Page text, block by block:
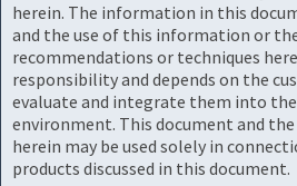
herein. The information in this
and the use of this information or
recommendations or techniques
responsibility and depends on the
evaluate and integrate them into
environment. This document and
herein may be used solely in
products discussed in this document.